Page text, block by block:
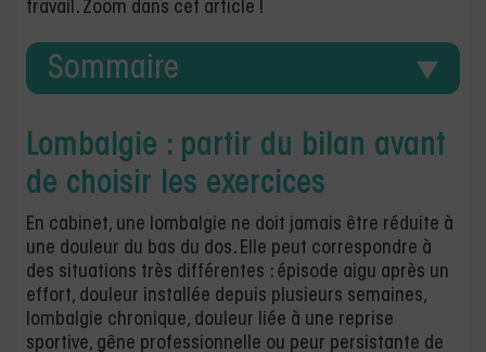
travail. Zoom dans cet article !
Sommaire
Lombalgie : partir du bilan avant
de choisir les exercices
En cabinet, une lombalgie ne doit jamais être réduite à
une douleur du bas du dos. Elle peut correspondre à
des situations très différentes : épisode aigu après un
effort, douleur installée depuis plusieurs semaines,
lombalgie chronique, douleur liée à une reprise
sportive, gêne professionnelle ou peur persistante de